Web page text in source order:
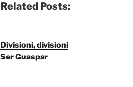
Related Posts:
Divisioni, divisioni
Ser Guaspar